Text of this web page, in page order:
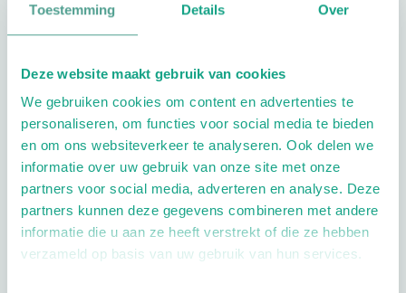
Toestemming Details Over
Deze website maakt gebruik van cookies
We gebruiken cookies om content en advertenties te
personaliseren, om functies voor social media te bieden
en om ons websiteverkeer te analyseren. Ook delen we
informatie over uw gebruik van onze site met onze
partners voor social media, adverteren en analyse. Deze
partners kunnen deze gegevens combineren met andere
informatie die u aan ze heeft verstrekt of die ze hebben
verzameld op basis van uw gebruik van hun services.
Standaard heeft iedereen een
papieren magazine), maar je kunt
zelf aangeven dat je alleen nog het
online abonnement wil afnemen.
Houd hiervoor onze nieuwsbrieven
en de website in de gaten!
Let wel op: het papieren magazine
gaat verschillen van het online
abonnement. Zoals gezegd zal het